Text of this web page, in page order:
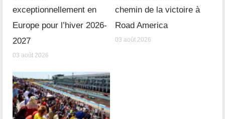
exceptionnellement en
Europe pour l’hiver 2026-
2027
03 août 2026
chemin de la victoire à
Road America
03 août 2026